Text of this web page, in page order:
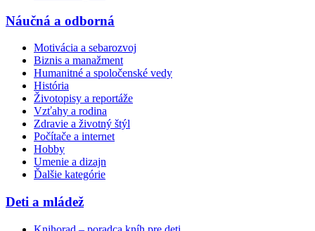
Náučná a odborná
Motivácia a sebarozvoj
Biznis a manažment
Humanitné a spoločenské vedy
História
Životopisy a reportáže
Vzťahy a rodina
Zdravie a životný štýl
Počítače a internet
Hobby
Umenie a dizajn
Ďalšie kategórie
Deti a mládež